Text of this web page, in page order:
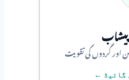
اور گردوں کی تقویت
گائیڈ ←